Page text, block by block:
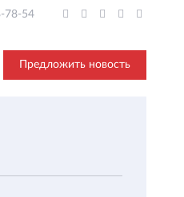
78-54
Предложить новость